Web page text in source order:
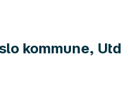
kommune,